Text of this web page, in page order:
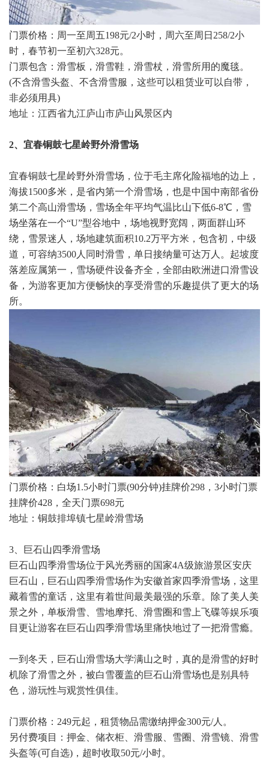
门票价格：周一至周五198元/2小时，周六至周日258/2小
时，春节初一至初六328元。
门票包含：滑雪板，滑雪鞋，滑雪杖，滑雪所用的魔毯。
(不含滑雪头盔、不含滑雪服，这些可以租赁业可以自带，
非必须用具)
地址：江西省九江庐山市庐山风景区内
2、宜春铜鼓七星岭野外滑雪场
宜春铜鼓七星岭野外滑雪场，位于毛主席化险福地的边上，
海拔1500多米，是省内第一个滑雪场，也是中国中南部省份
第二个高山滑雪场，雪场全年平均气温比山下低6-8℃，雪
场坐落在一个“U”型谷地中，场地视野宽阔，两面群山环
绕，雪景迷人，场地建筑面积10.2万平方米，包含初，中级
道，可容纳3500人同时滑雪，单日接纳量可达万人。起坡度
落差应属第一，雪场硬件设备齐全，全部由欧洲进口滑雪设
备，为游客更加方便畅快的享受滑雪的乐趣提供了更大的场
所。
门票价格：白场1.5小时门票(90分钟)挂牌价298，3小时门票
挂牌价428，全天门票698元
地址：铜鼓排埠镇七星岭滑雪场
3、巨石山四季滑雪场
巨石山四季滑雪场位于风光秀丽的国家4A级旅游景区安庆
巨石山，巨石山四季滑雪场作为安徽首家四季滑雪场，这里
藏着雪的童话，这里有着世间最美最强的乐章。除了美人美
景之外，单板滑雪、雪地摩托、滑雪圈和雪上飞碟等娱乐项
目更让游客在巨石山四季滑雪场里痛快地过了一把滑雪瘾。
一到冬天，巨石山滑雪场大学满山之时，真的是滑雪的好时
机除了滑雪之外，被白雪覆盖的巨石山滑雪场也是别具特
色，游玩性与观赏性俱佳。
门票价格：249元起，租赁物品需缴纳押金300元/人。
另付费项目：押金、储衣柜、滑雪服、雪圈、滑雪镜、滑雪
头盔等(可自选)，超时收取50元/小时。